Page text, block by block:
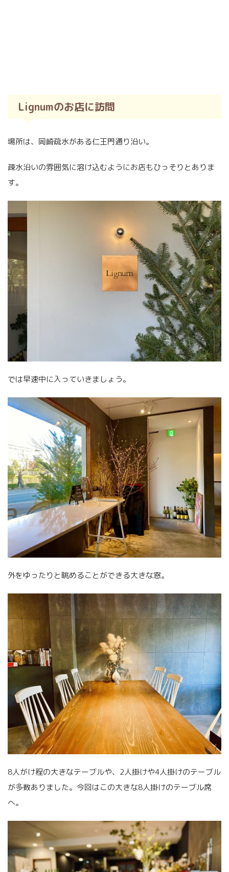
Lignumのお店に訪問
場所は、岡崎疏水がある仁王門通り沿い。
疎水沿いの雰囲気に溶け込むようにお店もひっそりとありま
す。
では早速中に入っていきましょう。
外をゆったりと眺めることができる大きな窓。
8人がけ程の大きなテーブルや、2人掛けや4人掛けのテーブル
が多数ありました。今回はこの大きな8人掛けのテーブル席
へ。